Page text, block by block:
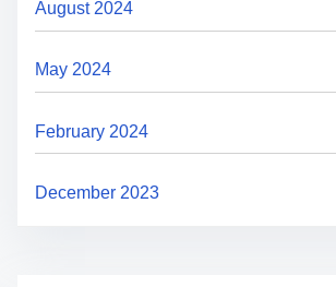
August 2024
May 2024
February 2024
December 2023